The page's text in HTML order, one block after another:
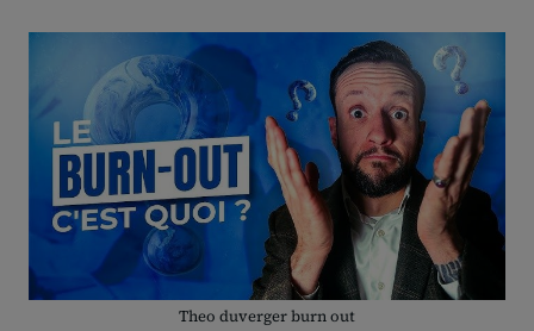
Theo duverger burn out